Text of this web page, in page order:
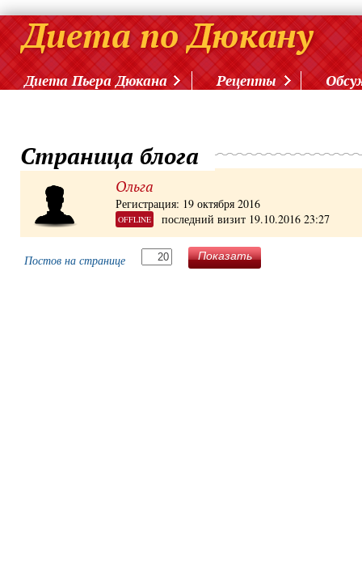
Диета Пьера Дюкана Рецепты
Страница блога
Ольга
Регистрация: 19 октября 2016
OFFLINE последний визит 19.10.2016 23:27
Постов на странице Показать